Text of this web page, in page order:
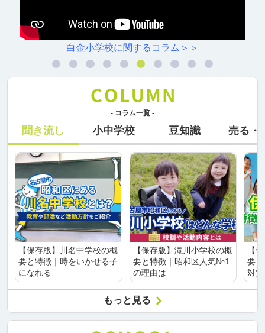
白金小学校に関するコラム＞＞
- コラム一覧 -
聞き流し 小中学校 豆知識 売る・
【保存版】川名中学校の概
要と特徴｜時をいかせる子
になれる
【保存版】滝川小学校の概
要と特徴｜昭和区人気№1
の理由は
【
要
対
もっと見る